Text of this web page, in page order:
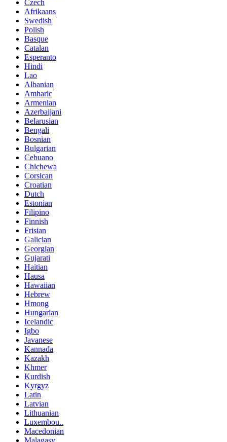
Czech
Afrikaans
Swedish
Polish
Basque
Catalan
Esperanto
Hindi
Lao
Albanian
Amharic
Armenian
Azerbaijani
Belarusian
Bengali
Bosnian
Bulgarian
Cebuano
Chichewa
Corsican
Croatian
Dutch
Estonian
Filipino
Finnish
Frisian
Galician
Georgian
Gujarati
Haitian
Hausa
Hawaiian
Hebrew
Hmong
Hungarian
Icelandic
Igbo
Javanese
Kannada
Kazakh
Khmer
Kurdish
Kyrgyz
Latin
Latvian
Lithuanian
Luxembou..
Macedonian